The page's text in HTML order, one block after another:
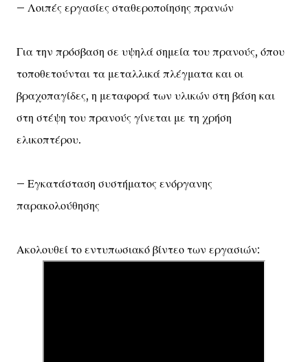
– Λοιπές εργασίες σταθεροποίησης πρανών
Για την πρόσβαση σε υψηλά σημεία του πρανούς, όπου
τοποθετούνται τα μεταλλικά πλέγματα και οι
βραχοπαγίδες, η μεταφορά των υλικών στη βάση και
στη στέψη του πρανούς γίνεται με τη χρήση
ελικοπτέρου.
– Εγκατάσταση συστήματος ενόργανης
παρακολούθησης
Ακολουθεί το εντυπωσιακό βίντεο των εργασιών: